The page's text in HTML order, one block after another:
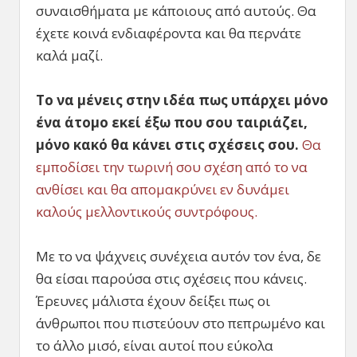
συναισθήματα με κάποιους από αυτούς. Θα
έχετε κοινά ενδιαφέροντα και θα περνάτε
καλά μαζί.
Το να μένεις στην ιδέα πως υπάρχει μόνο
ένα άτομο εκεί έξω που σου ταιριάζει,
μόνο κακό θα κάνει στις σχέσεις σου. Θα
εμποδίσει την τωρινή σου σχέση από το να
ανθίσει και θα απομακρύνει εν δυνάμει
καλούς μελλοντικούς συντρόφους.
Με το να ψάχνεις συνέχεια αυτόν τον ένα, δε
θα είσαι παρούσα στις σχέσεις που κάνεις.
Έρευνες μάλιστα έχουν δείξει πως οι
άνθρωποι που πιστεύουν στο πεπρωμένο και
το άλλο μισό, είναι αυτοί που εύκολα